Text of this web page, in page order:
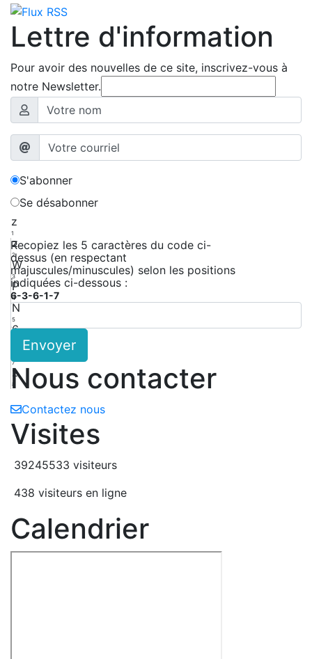
Lettre d'information
Pour avoir des nouvelles de ce site, inscrivez-vous à
notre Newsletter.
S'abonner
Se désabonner
z
1
z
2
W
3
P
4
N
5
6
7
z
8
Recopiez les 5 caractères du code ci-
dessus (en respectant
majuscules/minuscules) selon les positions
indiquées ci-dessous :
6-3-6-1-7
Envoyer
Nous contacter
Contactez nous
Visites
39245533 visiteurs
438 visiteurs en ligne
Calendrier